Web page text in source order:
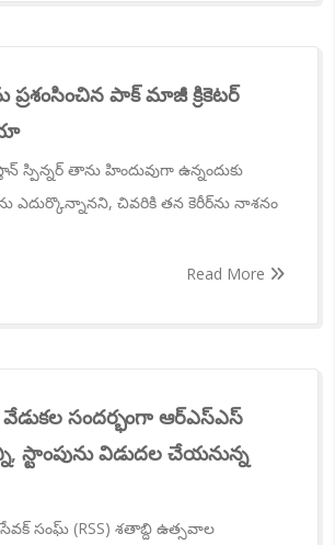
ప్రశంసించిన పాక్ మాజీ క్రికెటర్
స్పిన్నర్ తాను హిందువుగా ఉన్నందుకు
ఎదుర్కొన్నానని, చివరికి తన కెరీర్‌ను నాశనం
Read More
సందర్భంగా ఆర్ఎస్ఎస్
స్టాంపును విడుదల చేయనున్న
సంఘ్ (RSS) శతాబ్ది ఉత్సవాల